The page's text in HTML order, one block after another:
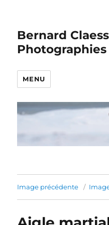
Bernard
Photographies
MENU
Image précédente